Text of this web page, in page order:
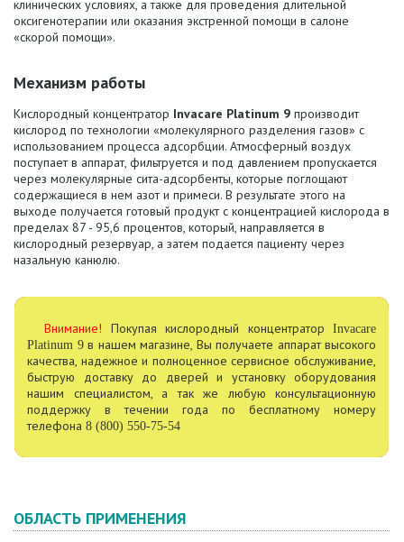
клинических условиях, а также для проведения длительной
оксигенотерапии или оказания экстренной помощи в салоне
«скорой помощи».
Механизм работы
Кислородный концентратор Invacare Platinum 9 производит
кислород по технологии «молекулярного разделения газов» с
использованием процесса адсорбции. Атмосферный воздух
поступает в аппарат, фильтруется и под давлением пропускается
через молекулярные сита-адсорбенты, которые поглощают
содержащиеся в нем азот и примеси. В результате этого на
выходе получается готовый продукт с концентрацией кислорода в
пределах 87 - 95,6 процентов, который, направляется в
кислородный резервуар, а затем подается пациенту через
назальную канюлю.
Внимание! Покупая кислородный концентратор Invacare
Platinum 9 в нашем магазине, Вы получаете аппарат высокого
качества, надежное и полноценное сервисное обслуживание,
быструю доставку до дверей и установку оборудования
нашим специалистом, а так же любую консультационную
поддержку в течении года по бесплатному номеру
телефона 8 (800) 550-75-54
ОБЛАСТЬ ПРИМЕНЕНИЯ